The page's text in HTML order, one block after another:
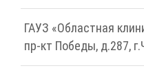
ГАУЗ «Областная
пр-кт Победы, д.287,